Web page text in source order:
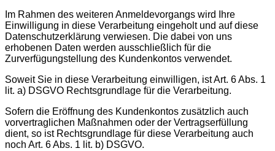
Im Rahmen des weiteren Anmeldevorgangs wird Ihre
Einwilligung in diese Verarbeitung eingeholt und auf diese
Datenschutzerklärung verwiesen. Die dabei von uns
erhobenen Daten werden ausschließlich für die
Zurverfügungstellung des Kundenkontos verwendet.
Soweit Sie in diese Verarbeitung einwilligen, ist Art. 6 Abs. 1
lit. a) DSGVO Rechtsgrundlage für die Verarbeitung.
Sofern die Eröffnung des Kundenkontos zusätzlich auch
vorvertraglichen Maßnahmen oder der Vertragserfüllung
dient, so ist Rechtsgrundlage für diese Verarbeitung auch
noch Art. 6 Abs. 1 lit. b) DSGVO.